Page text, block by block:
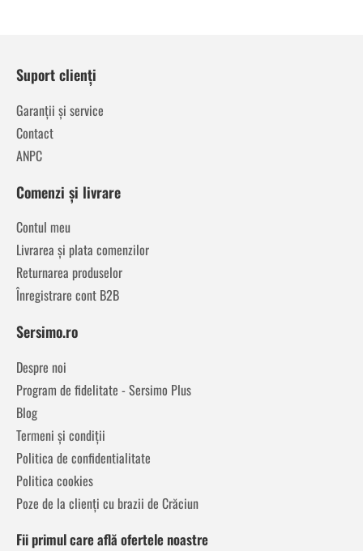
Suport clienți
Garanții și service
Contact
ANPC
Comenzi și livrare
Contul meu
Livrarea și plata comenzilor
Returnarea produselor
Înregistrare cont B2B
Sersimo.ro
Despre noi
Program de fidelitate - Sersimo Plus
Blog
Termeni și condiții
Politica de confidentialitate
Politica cookies
Poze de la clienți cu brazii de Crăciun
Fii primul care află ofertele noastre